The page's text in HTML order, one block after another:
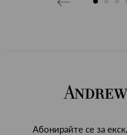
Абонирайте се за